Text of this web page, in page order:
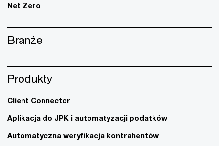
Net Zero
Branże
Produkty
Client Connector
Aplikacja do JPK i automatyzacji podatków
Automatyczna weryfikacja kontrahentów